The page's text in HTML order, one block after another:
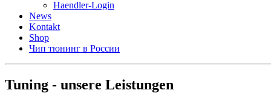
Haendler-Login
News
Kontakt
Shop
Чип тюнинг в России
Tuning - unsere Leistungen